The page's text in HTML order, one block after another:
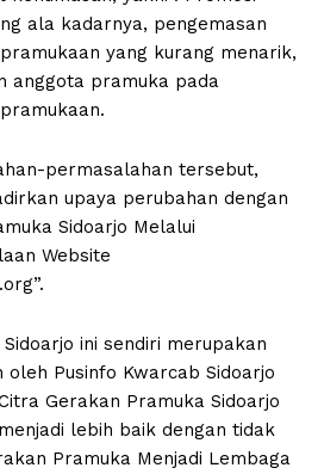
ala kadarnya, pengemasan
yang kurang menarik,
anggota pramuka pada
permasalahan tersebut,
upaya perubahan dengan
Sidoarjo Melalui
Website
ini sendiri merupakan
oleh Pusinfo Kwarcab Sidoarjo
Gerakan Pramuka Sidoarjo
lebih baik dengan tidak
Pramuka Menjadi Lembaga